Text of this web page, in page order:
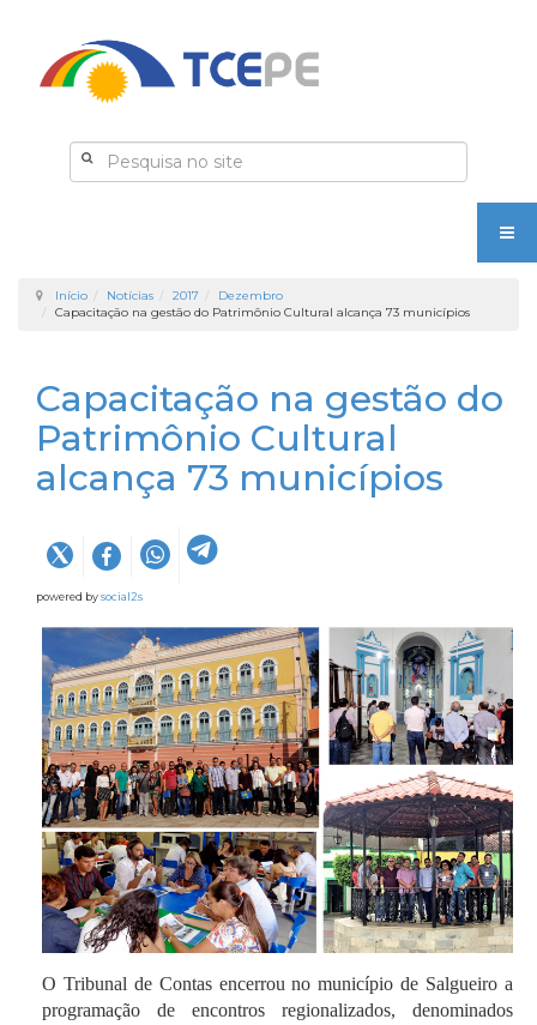
Início Notícias 2017
Dezembro
Capacitação na gestão do Patrimônio Cultural alcança 73 municípios
Capacitação na gestão do
Patrimônio Cultural
alcança 73 municípios
powered bysocial2s
O Tribunal de Contas encerrou no município de Salgueiro a
programação de encontros regionalizados, denominados